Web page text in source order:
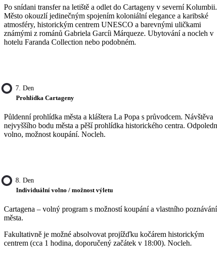
Po snídani transfer na letiště a odlet do Cartageny v severní Kolumbii.
Město okouzlí jedinečným spojením koloniální elegance a karibské
atmosféry, historickým centrem UNESCO a barevnými uličkami
známými z románů Gabriela Garcíi Márqueze. Ubytování a nocleh v
hotelu Faranda Collection nebo podobném.
7. Den
Prohlídka Cartageny
Půldenní prohlídka města a kláštera La Popa s průvodcem. Návštěva
nejvyššího bodu města a pěší prohlídka historického centra.
volno, možnost koupání. Nocleh.
8. Den
Individuální volno / možnost výletu
Cartagena – volný program s možností koupání a vlastního poznávání
města.
Fakultativně je možné absolvovat projížďku kočárem historickým
centrem (cca 1 hodina, doporučený začátek v 18:00). Nocleh.